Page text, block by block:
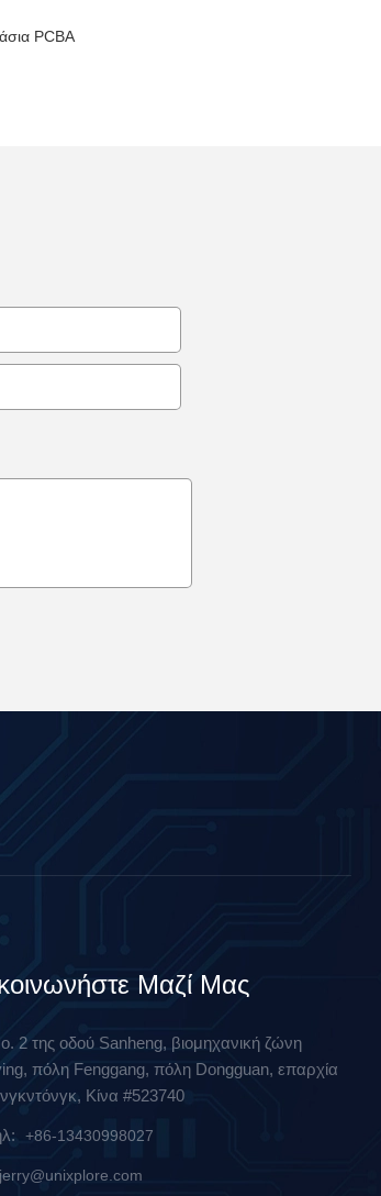
PCBA
Μαζί Μας
2 της οδού Sanheng, βιομηχανική ζώνη
πόλη Fenggang, πόλη Dongguan, επαρχία
Κίνα #523740
+86-13430998027
jerry@unixplore.com